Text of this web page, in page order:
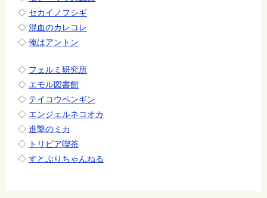
◇ セカイノフシギ
◇ 混血のカレコレ
◇ 俺はアントン
◇ フェルミ研究所
◇ エモル図書館
◇ テイコウペンギン
◇ エンジェルネコオカ
◇ 進撃のミカ
◇ トリビア喫茶
◇ すとぷりちゃんねる